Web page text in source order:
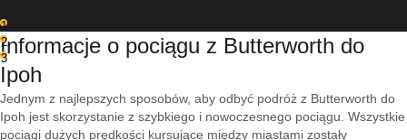
1
2
3
Informacje o pociągu z Butterworth do
Ipoh
Jednym z najlepszych sposobów, aby odbyć podróż z Butterworth do
Ipoh jest skorzystanie z szybkiego i nowoczesnego pociągu. Wszystkie
pociągi dużych prędkości kursujące między miastami zostały